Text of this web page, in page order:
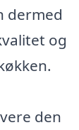
dermed
og
den